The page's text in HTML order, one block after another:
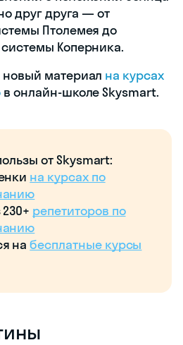
друг друга — от
Птолемея до
Коперника.
материал на курсах
в онлайн-школе Skysmart.
от Skysmart:
на курсах по
репетиторов по
набесплатные курсы